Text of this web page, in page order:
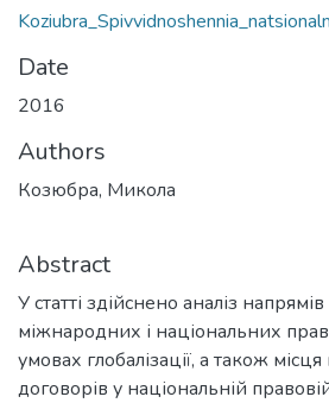
Date
2016
Authors
Козюбра, Микола
Abstract
У статті здійснено аналіз
міжнародних і національних
умовах глобалізації, а також
договорів у національній